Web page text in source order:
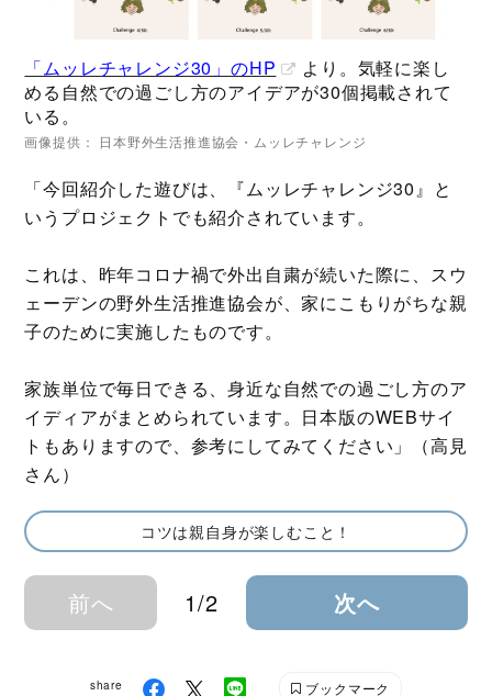
「ムッレチャレンジ30」のHP
より。気軽に楽し
める自然での過ごし方のアイデアが30個掲載されて
いる。
画像提供： 日本野外生活推進協会・ムッレチャレンジ
「今回紹介した遊びは、『ムッレチャレンジ30』と
いうプロジェクトでも紹介されています。
これは、昨年コロナ禍で外出自粛が続いた際に、スウ
ェーデンの野外生活推進協会が、家にこもりがちな親
子のために実施したものです。
家族単位で毎日できる、身近な自然での過ごし方のア
イディアがまとめられています。日本版のWEBサイ
トもありますので、参考にしてみてください」（高見
さん）
コツは親自身が楽しむこと！
前へ 1/2 次へ
share ブックマーク